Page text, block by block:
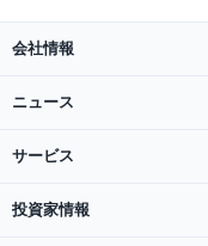
会社情報
ニュース
サービス
投資家情報